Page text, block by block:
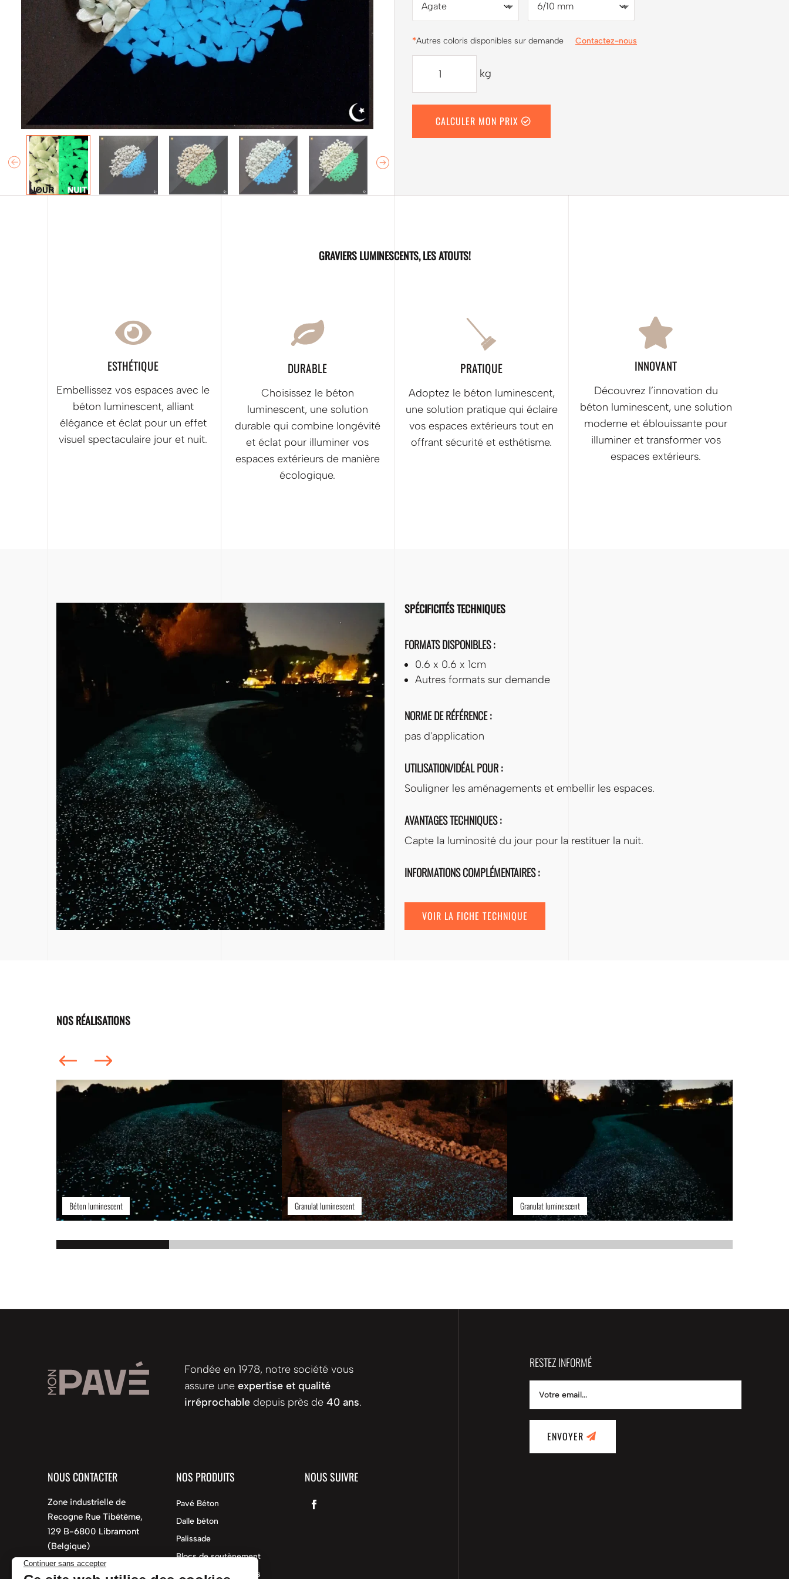
*Autres coloris disponibles sur demande Contactez-nous
GRAVIERS
kg
CALCULER MON PRIX
GRAVIERS LUMINESCENTS, LES ATOUTS!

ESTHÉTIQUE
Embellissez vos espaces avec le
béton luminescent, alliant
élégance et éclat pour un effet
visuel spectaculaire jour et nuit.
DURABLE
Choisissez le béton
luminescent, une solution
durable qui combine longévité
et éclat pour illuminer vos
espaces extérieurs de manière
écologique.
PRATIQUE
Adoptez le béton luminescent,
une solution pratique qui éclaire
vos espaces extérieurs tout en
offrant sécurité et esthétisme.

INNOVANT
Découvrez l’innovation du
béton luminescent, une solution
moderne et éblouissante pour
illuminer et transformer vos
espaces extérieurs.
SPÉCIFICITÉS TECHNIQUES
FORMATS DISPONIBLES :
0.6 x 0.6 x 1cm
Autres formats sur demande
NORME DE RÉFÉRENCE :
pas d'application
UTILISATION/IDÉAL POUR :
Souligner les aménagements et embellir les espaces.
AVANTAGES TECHNIQUES :
Capte la luminosité du jour pour la restituer la nuit.
INFORMATIONS COMPLÉMENTAIRES :
VOIR LA FICHE TECHNIQUE
NOS RÉALISATIONS
Granulat luminescent Granulat luminescent Granulat luminescent
Fondée en 1978, notre société vous
assure uneexpertise et qualité
irréprochable depuis près de40 ans.
NOUS CONTACTER
Zone industrielle de
Recogne Rue Tibêtême,
129 B-6800 Libramont
(Belgique)
info@mon-pave.be
NOS PRODUITS
Pavé Béton
Dalle béton
Palissade
Blocs de soutènement
Éléments préfabriqués
NOUS SUIVRE
RESTEZ INFORMÉ
ENVOYER